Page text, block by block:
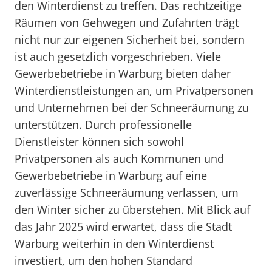
den Winterdienst zu treffen. Das rechtzeitige
Räumen von Gehwegen und Zufahrten trägt
nicht nur zur eigenen Sicherheit bei, sondern
ist auch gesetzlich vorgeschrieben. Viele
Gewerbebetriebe in Warburg bieten daher
Winterdienstleistungen an, um Privatpersonen
und Unternehmen bei der Schneeräumung zu
unterstützen. Durch professionelle
Dienstleister können sich sowohl
Privatpersonen als auch Kommunen und
Gewerbebetriebe in Warburg auf eine
zuverlässige Schneeräumung verlassen, um
den Winter sicher zu überstehen. Mit Blick auf
das Jahr 2025 wird erwartet, dass die Stadt
Warburg weiterhin in den Winterdienst
investiert, um den hohen Standard